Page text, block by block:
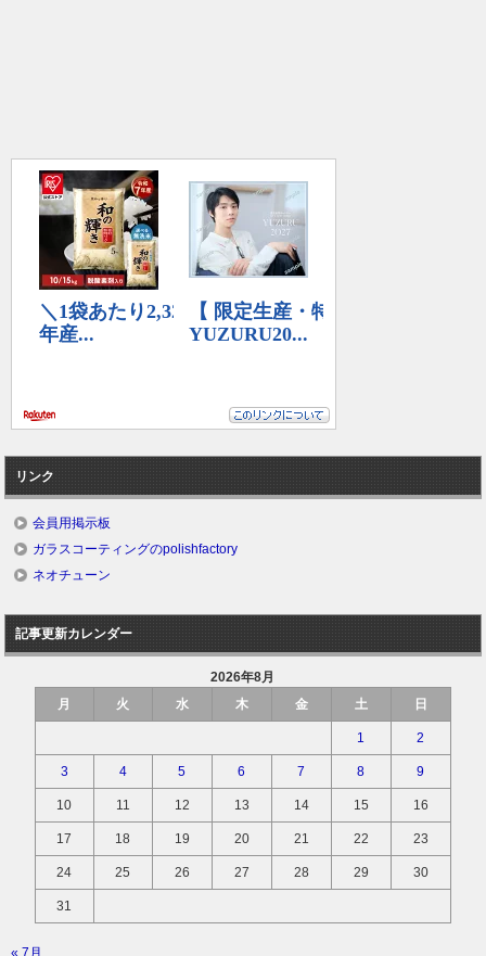
リンク
会員用掲示板
ガラスコーティングのpolishfactory
ネオチューン
記事更新カレンダー
2026年8月
月
火 水 木 金 土 日
1 2
3 4 5 6 7 8 9
10 11 12 13 14 15 16
17 18 19 20 21 22 23
24 25 26 27 28 29 30
31
« 7月